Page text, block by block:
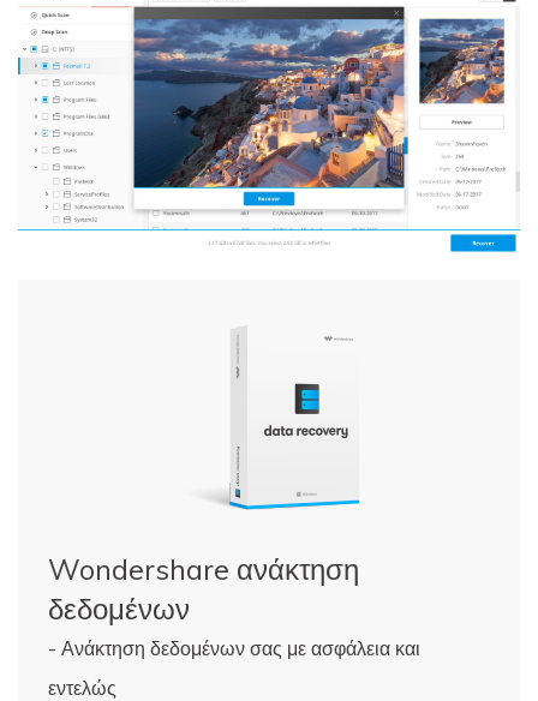
Wondershare ανάκτηση
δεδομένων
- Ανάκτηση δεδομένων σας με ασφάλεια και
εντελώς